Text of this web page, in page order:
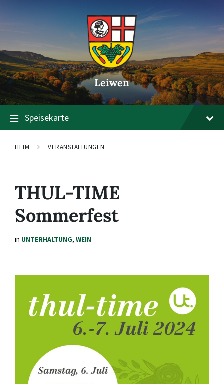
springen
springen
springen
Leiwen
Speisekarte
HEIM VERANSTALTUNGEN
THUL-TIME
Sommerfest
in UNTERHALTUNG, WEIN